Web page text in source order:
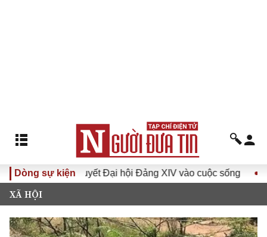
Dòng sự kiện
Nghị quyết Đại hội Đảng XIV vào cuộc sống Hướng
XÃ HỘI